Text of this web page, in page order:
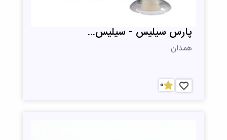
پارس سیلیس - سیلیس...
همدان
0